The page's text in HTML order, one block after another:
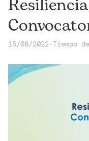
15/08/2022-Tiempo